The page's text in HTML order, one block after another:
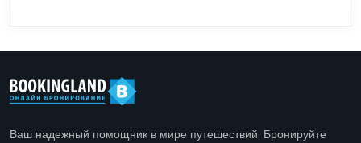
Ваш надежный помощник в мире путешествий. Бронируйте